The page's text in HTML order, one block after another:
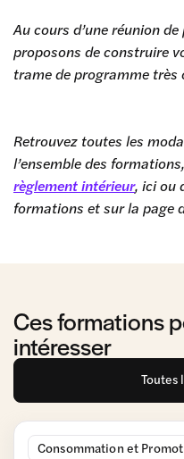
Au cours d’une réunion
proposons de construire
trame de programme très
Retrouvez toutes les
l’ensemble des
règlement intérieur, ici ou
formations et sur la page
Ces formations
intéresser
Toutes
Consommation et